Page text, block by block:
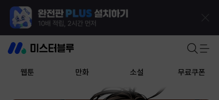
웹툰 만화 소설 무료쿠폰